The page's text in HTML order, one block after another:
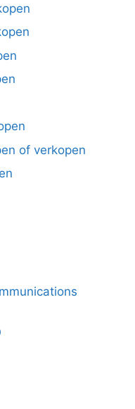
of verkopen